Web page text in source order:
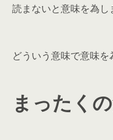
読まないと意味を為し
どういう意味で意味を
まったく